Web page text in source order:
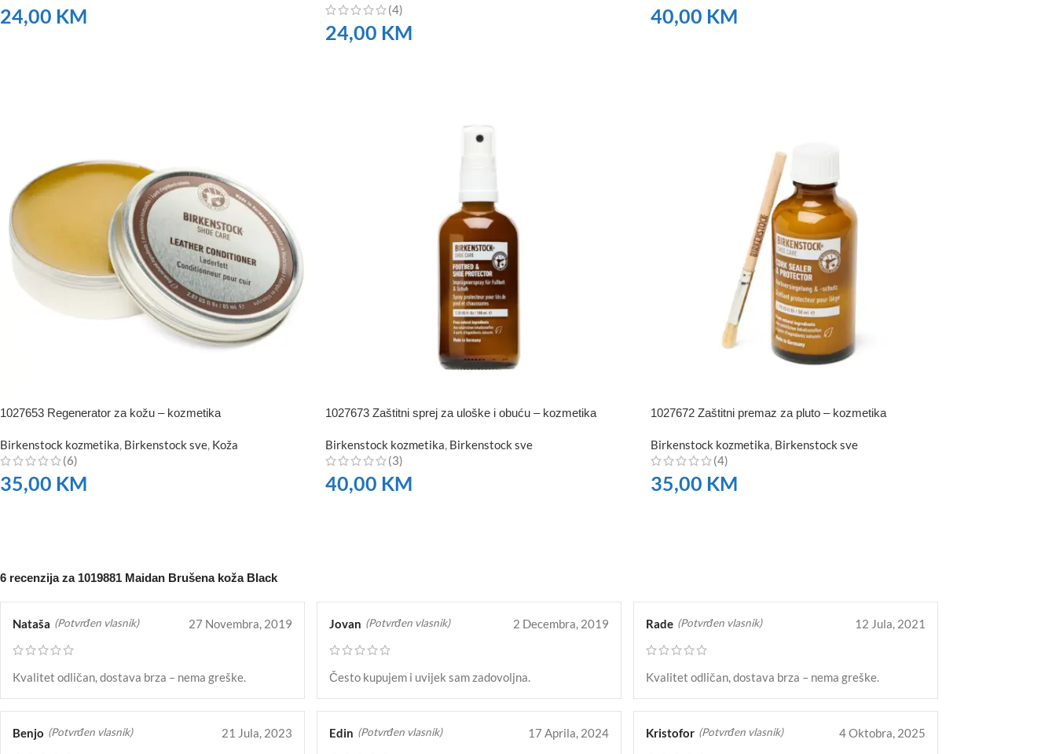
24,00 KM
(4)
24,00 KM
40,00 KM
1027653 Regenerator za kožu – kozmetika
Birkenstock kozmetika, Birkenstock sve, Koža
(6)
35,00 KM
1027673 Zaštitni sprej za uloške i obuću – kozmetika
Birkenstock kozmetika, Birkenstock sve
(3)
40,00 KM
1027672 Zaštitni premaz za pluto – kozmetika
Birkenstock kozmetika, Birkenstock sve
(4)
35,00 KM
6 recenzija za 1019881 Maidan Brušena koža Black
Nataša (Potvrđen vlasnik) 27 Novembra, 2019
Kvalitet odličan, dostava brza – nema greške.
Jovan (Potvrđen vlasnik) 2 Decembra, 2019
Često kupujem i uvijek sam zadovoljna.
Rade (Potvrđen vlasnik) 12 Jula, 2021
Kvalitet odličan, dostava brza – nema greške.
Benjo (Potvrđen vlasnik) 21 Jula, 2023 Edin (Potvrđen vlasnik) 17 Aprila, 2024 Kristofor (Potvrđen vlasnik) 4 Oktobra, 2025